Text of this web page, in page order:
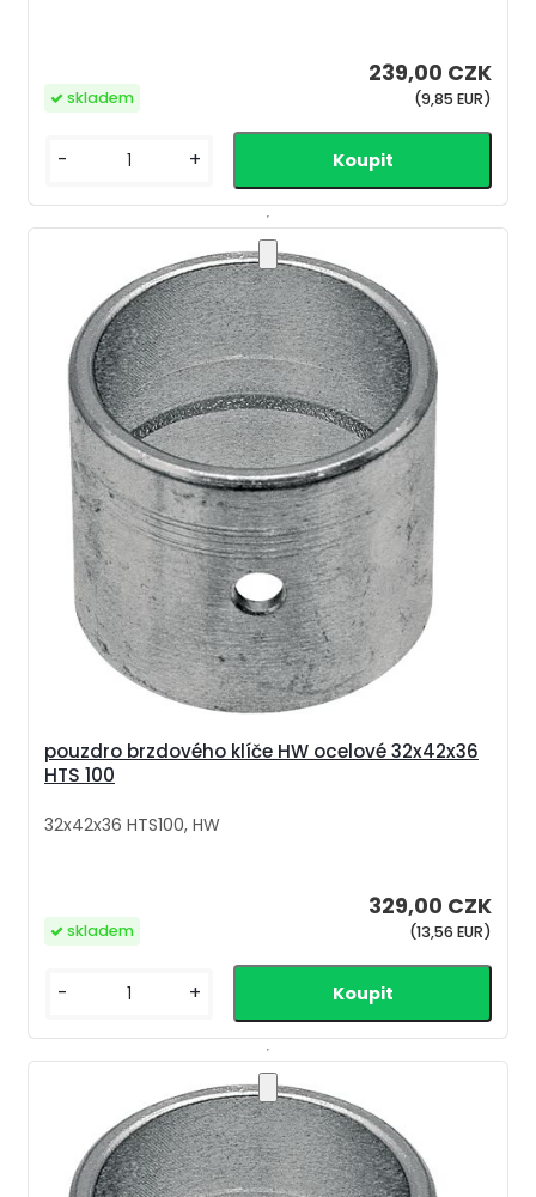
239,00 CZK
(9,85 EUR)
skladem
- +
pouzdro brzdového klíče HW ocelové 32x42x36
HTS 100
32x42x36 HTS100, HW
329,00 CZK
(13,56 EUR)
skladem
- +